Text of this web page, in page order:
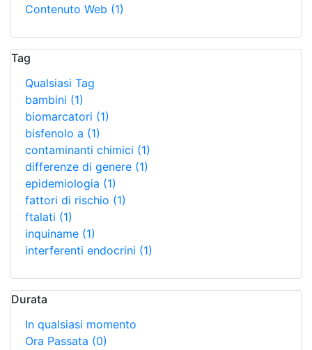
Contenuto Web (1)
Tag
Qualsiasi Tag
bambini (1)
biomarcatori (1)
bisfenolo a (1)
contaminanti chimici (1)
differenze di genere (1)
epidemiologia (1)
fattori di rischio (1)
ftalati (1)
inquiname (1)
interferenti endocrini (1)
Durata
In qualsiasi momento
Ora Passata (0)